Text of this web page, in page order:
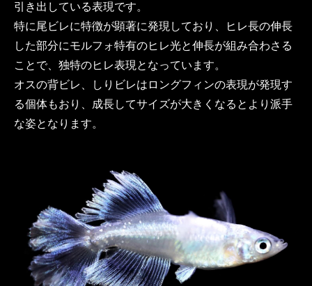
引き出している表現です。
特に尾ビレに特徴が顕著に発現しており、ヒレ長の伸長
した部分にモルフォ特有のヒレ光と伸長が組み合わさる
ことで、独特のヒレ表現となっています。
オスの背ビレ、しりビレはロングフィンの表現が発現す
る個体もおり、成長してサイズが大きくなるとより派手
な姿となります。